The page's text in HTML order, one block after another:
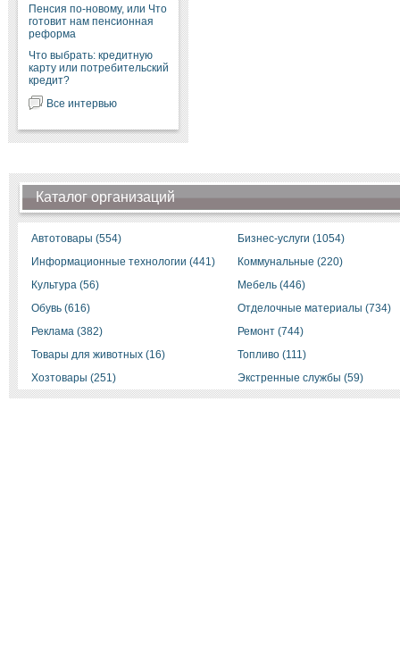
Пенсия по-новому, или Что
готовит нам пенсионная
реформа
Что выбрать: кредитную
карту или потребительский
кредит?
Все интервью
Каталог организаций
Автотовары (554)
Бизнес-услуги (1054)
Информационные технологии (441)
Коммунальные (220)
Культура (56)
Мебель (446)
Обувь (616)
Отделочные материалы (734)
Реклама (382)
Ремонт (744)
Товары для животных (16)
Топливо (111)
Хозтовары (251)
Экстренные службы (59)